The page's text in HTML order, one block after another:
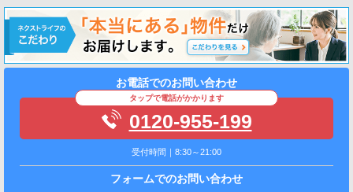
お電話でのお問い合わせ
タップで電話がかかります
0120-955-199
受付時間｜8:30～21:00
フォームでのお問い合わせ